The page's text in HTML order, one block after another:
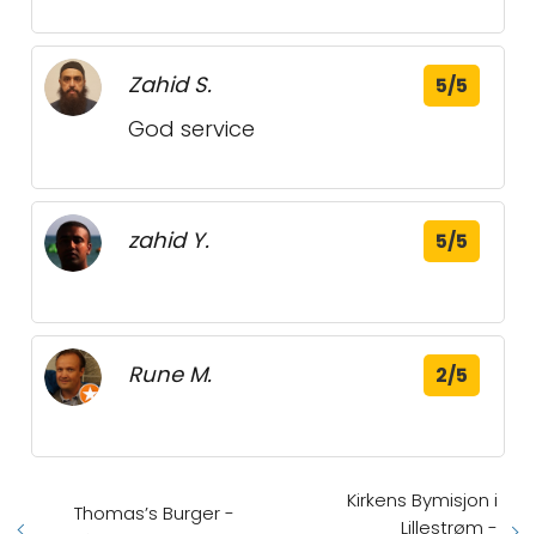
Zahid S. 5/5
God service
zahid Y. 5/5
Rune M. 2/5
Thomas’s Burger -
Kirkens Bymisjon i
Lillestrøm -